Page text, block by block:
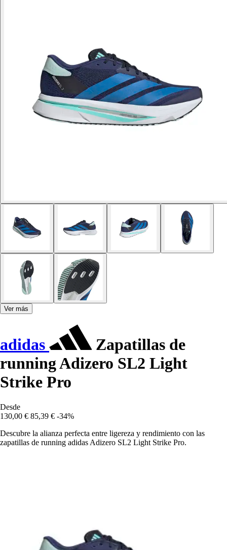
Ver más
adidas
Zapatillas de
running Adizero SL2 Light
Strike Pro
Desde
130,00 € 85,39 € -34%
Descubre la alianza perfecta entre ligereza y rendimiento con las
zapatillas de running adidas Adizero SL2 Light Strike Pro.